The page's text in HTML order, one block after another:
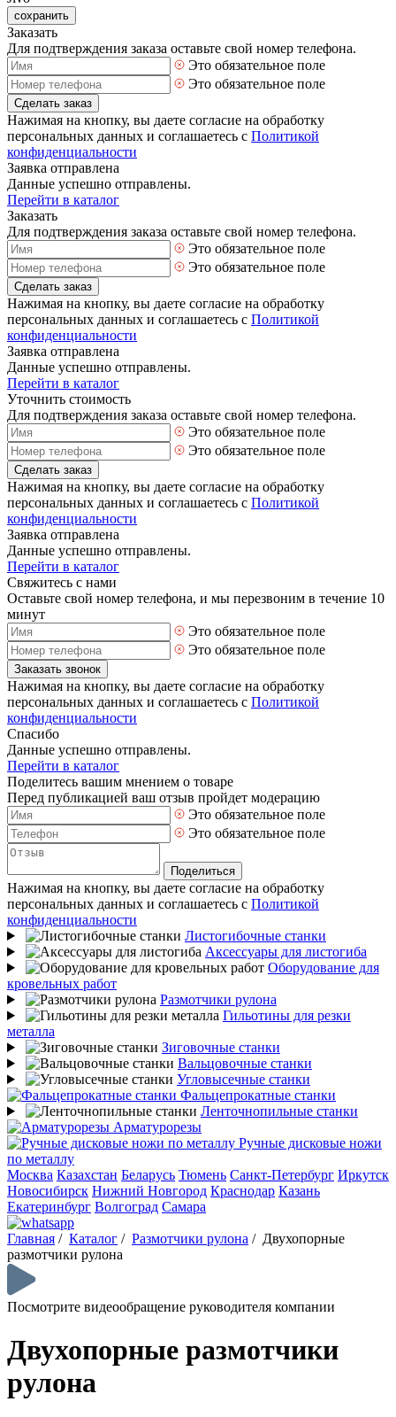
сохранить
Заказать
Для подтверждения заказа оставьте свой номер телефона.
Это обязательное поле
Это обязательное поле
Сделать заказ
Нажимая на кнопку, вы даете согласие на обработку
персональных данных и соглашаетесь с Политикой
конфиденциальности
Заявка отправлена
Данные успешно отправлены.
Перейти в каталог
Заказать
Для подтверждения заказа оставьте свой номер телефона.
Это обязательное поле
Это обязательное поле
Сделать заказ
Нажимая на кнопку, вы даете согласие на обработку
персональных данных и соглашаетесь с Политикой
конфиденциальности
Заявка отправлена
Данные успешно отправлены.
Перейти в каталог
Уточнить стоимость
Для подтверждения заказа оставьте свой номер телефона.
Это обязательное поле
Это обязательное поле
Сделать заказ
Нажимая на кнопку, вы даете согласие на обработку
персональных данных и соглашаетесь с Политикой
конфиденциальности
Заявка отправлена
Данные успешно отправлены.
Перейти в каталог
Свяжитесь с нами
Оставьте свой номер телефона, и мы перезвоним в течение 10
минут
Это обязательное поле
Это обязательное поле
Заказать звонок
Нажимая на кнопку, вы даете согласие на обработку
персональных данных и соглашаетесь с Политикой
конфиденциальности
Спасибо
Данные успешно отправлены.
Перейти в каталог
Поделитесь вашим мнением о товаре
Перед публикацией ваш отзыв пройдет модерацию
Это обязательное поле
Это обязательное поле
Поделиться
Нажимая на кнопку, вы даете согласие на обработку
персональных данных и соглашаетесь с Политикой
конфиденциальности
Листогибочные станки
Аксессуары для листогиба
Оборудование для
кровельных работ
Размотчики рулона
Гильотины для резки
металла
Зиговочные станки
Вальцовочные станки
Угловысечные станки
Фальцепрокатные станки
Ленточнопильные станки
Арматурорезы
Ручные дисковые ножи
по металлу
Москва Казахстан Беларусь Тюмень Санкт-Петербург Иркутск
Новосибирск Нижний Новгород Краснодар Казань
Екатеринбург Волгоград Самара
Главная / Каталог / Размотчики рулона / Двухопорные
размотчики рулона
Посмотрите видеообращение руководителя компании
Двухопорные размотчики
рулона